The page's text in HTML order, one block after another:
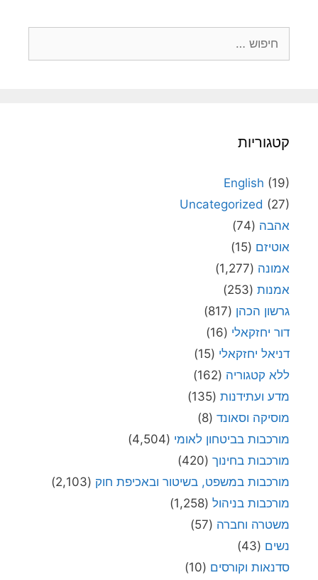
קטגוריות
English (19)
Uncategorized (27)
אהבה (74)
אוטיזם (15)
אמונה (1,277)
אמנות (253)
גרשון הכהן (817)
דור יחזקאלי (16)
דניאל יחזקאלי (15)
ללא קטגוריה (162)
מדע ועתידנות (135)
מוסיקה וסאונד (8)
מורכבות בביטחון לאומי (4,504)
מורכבות בחינוך (420)
מורכבות במשפט, בשיטור ובאכיפת חוק (2,103)
מורכבות בניהול (1,258)
משטרה וחברה (57)
נשים (43)
סדנאות וקורסים (10)